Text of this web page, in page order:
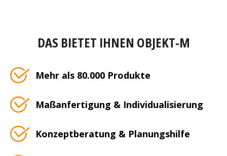
DAS BIETET IHNEN OBJEKT-M
Mehr als 80.000 Produkte
Maßanfertigung & Individualisierung
Konzeptberatung & Planungshilfe